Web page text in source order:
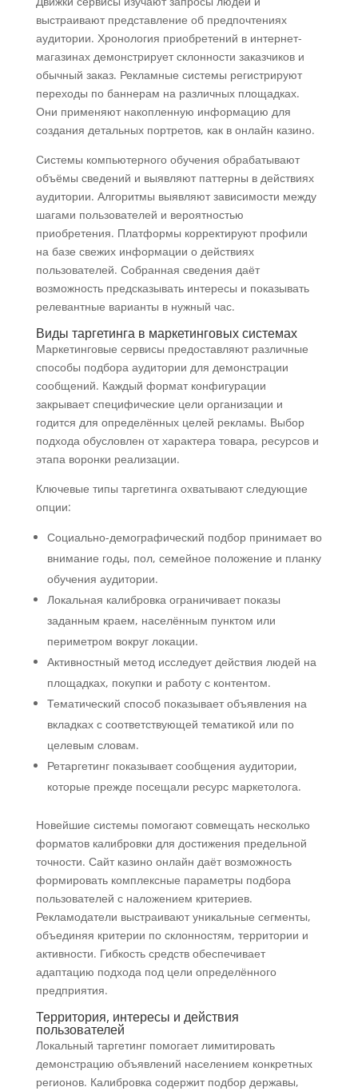
выстраивают представление об предпочтениях
аудитории. Хронология приобретений в интернет-
магазинах демонстрирует склонности заказчиков и
обычный заказ. Рекламные системы регистрируют
переходы по баннерам на различных площадках.
Они применяют накопленную информацию для
создания детальных портретов, как в онлайн казино.
Системы компьютерного обучения обрабатывают
объёмы сведений и выявляют паттерны в действиях
аудитории. Алгоритмы выявляют зависимости между
шагами пользователей и вероятностью
приобретения. Платформы корректируют профили
на базе свежих информации о действиях
пользователей. Собранная сведения даёт
возможность предсказывать интересы и показывать
релевантные варианты в нужный час.
Виды таргетинга в маркетинговых системах
Маркетинговые сервисы предоставляют различные
способы подбора аудитории для демонстрации
сообщений. Каждый формат конфигурации
закрывает специфические цели организации и
годится для определённых целей рекламы. Выбор
подхода обусловлен от характера товара, ресурсов и
этапа воронки реализации.
Ключевые типы таргетинга охватывают следующие
опции:
Социально-демографический подбор принимает во
внимание годы, пол, семейное положение и планку
обучения аудитории.
Локальная калибровка ограничивает показы
заданным краем, населённым пунктом или
периметром вокруг локации.
Активностный метод исследует действия людей на
площадках, покупки и работу с контентом.
Тематический способ показывает объявления на
вкладках с соответствующей тематикой или по
целевым словам.
Ретаргетинг показывает сообщения аудитории,
которые прежде посещали ресурс маркетолога.
Новейшие системы помогают совмещать несколько
форматов калибровки для достижения предельной
точности. Сайт казино онлайн даёт возможность
формировать комплексные параметры подбора
пользователей с наложением критериев.
Рекламодатели выстраивают уникальные сегменты,
объединяя критерии по склонностям, территории и
активности. Гибкость средств обеспечивает
адаптацию подхода под цели определённого
предприятия.
Территория, интересы и действия
пользователей
Локальный таргетинг помогает лимитировать
демонстрацию объявлений населением конкретных
регионов. Калибровка содержит подбор державы,